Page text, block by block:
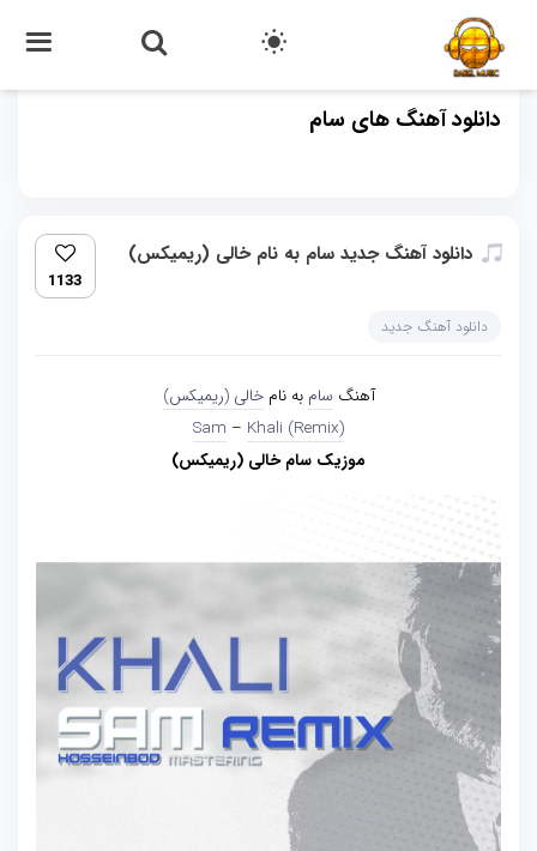
دانلود آهنگ های سام
دانلود آهنگ جدید سام به نام خالی (ریمیکس)
1133
دانلود آهنگ جدید
آهنگ سام به نامخالی (ریمیکس)
Sam – Khali (Remix)
موزیک سام خالی (ریمیکس)